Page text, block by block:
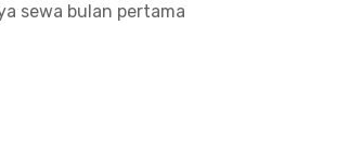
sewa bulan pertama